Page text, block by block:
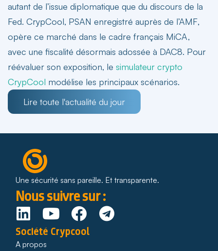
autant de l’issue diplomatique que du discours de la
Fed. CrypCool, PSAN enregistré auprès de l’AMF,
opère ce marché dans le cadre français MiCA,
avec une fiscalité désormais adossée à DAC8. Pour
réévaluer son exposition, le simulateur crypto
CrypCool modélise les principaux scénarios.
Lire toute l'actualité du jour
Une sécurité sans pareille. Et transparente.
Nous suivre sur :
Société Crypcool
A propos